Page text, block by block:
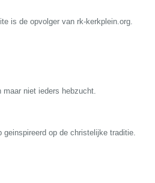
is de opvolger van rk-kerkplein.org.
maar niet ieders hebzucht.
op de christelijke traditie.